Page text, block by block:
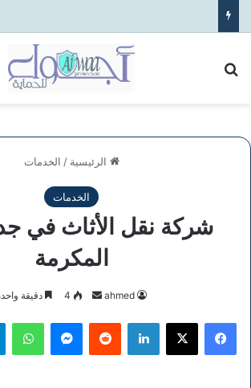
الرئيسية / الخدمات
الخدمات
شركة نقل الأثاث في
المكرمة
ahmed
أرسل
إلكترونيا
4 دقيقة
فيسبوك ‫X لينكدإن ماسنجر